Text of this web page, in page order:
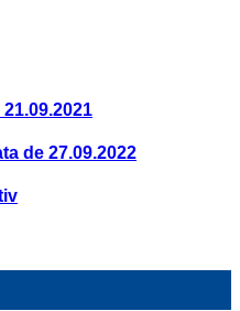
de 27.09.2022